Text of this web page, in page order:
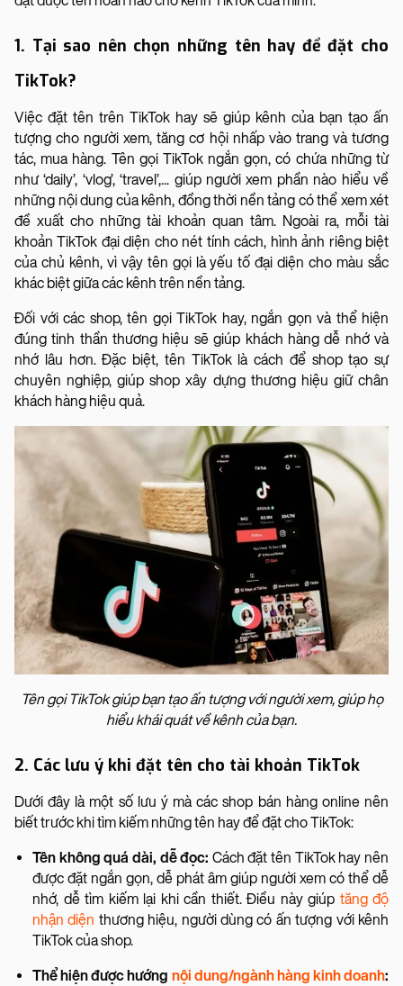
1. Tại sao nên chọn những tên hay để đặt cho
TikTok?
Việc đặt tên trên TikTok hay sẽ giúp kênh của bạn tạo ấn
tượng cho người xem, tăng cơ hội nhấp vào trang và tương
tác, mua hàng. Tên gọi TikTok ngắn gọn, có chứa những từ
như ‘daily’, ‘vlog’, ‘travel’,... giúp người xem phần nào hiểu về
những nội dung của kênh, đồng thời nền tảng có thể xem xét
đề xuất cho những tài khoản quan tâm. Ngoài ra, mỗi tài
khoản TikTok đại diện cho nét tính cách, hình ảnh riêng biệt
của chủ kênh, vì vậy tên gọi là yếu tố đại diện cho màu sắc
khác biệt giữa các kênh trên nền tảng.
Đối với các shop, tên gọi TikTok hay, ngắn gọn và thể hiện
đúng tinh thần thương hiệu sẽ giúp khách hàng dễ nhớ và
nhớ lâu hơn. Đặc biệt, tên TikTok là cách để shop tạo sự
chuyên nghiệp, giúp shop xây dựng thương hiệu giữ chân
khách hàng hiệu quả.
Tên gọi TikTok giúp bạn tạo ấn tượng với người xem, giúp họ
hiểu khái quát về kênh của bạn.
2. Các lưu ý khi đặt tên cho tài khoản TikTok
Dưới đây là một số lưu ý mà các shop bán hàng online nên
biết trước khi tìm kiếm những tên hay để đặt cho TikTok:
Tên không quá dài, dễ đọc: Cách đặt tên TikTok hay nên
được đặt ngắn gọn, dễ phát âm giúp người xem có thể dễ
nhớ, dễ tìm kiếm lại khi cần thiết. Điều này giúp tăng độ
nhận diện thương hiệu, người dùng có ấn tượng với kênh
TikTok của shop.
Thể hiện được hướng nội dung/ngành hàng kinh doanh: